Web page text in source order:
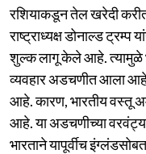
रशियाकडून तेल खरेदी
राष्ट्राध्यक्ष डोनाल्ड
शुल्क लागू केले आहे. त्यामुळे
व्यवहार अडचणीत आला आहे.
आहे. कारण, भारतीय वस्तू
आहे. या अडचणीच्या
भारताने यापूर्वीच